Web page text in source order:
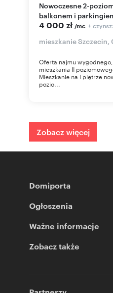
Nowoczesne 2-poziomowe mieszkanie z
balkonem i
4 000 zł /mc +
mieszkanie Szczecin,
Oferta najmu
mieszkania II
Mieszkanie na I piętrze
pozio...
Zobacz więcej
Domiporta
Ogłoszenia
Ważne informacje
Zobacz także